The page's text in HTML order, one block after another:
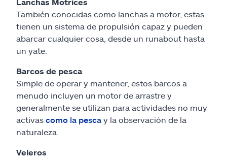
También conocidas como lanchas a motor, estas
tienen un sistema de propulsión capaz y pueden
abarcar cualquier cosa, desde un runabout hasta
un yate.
Barcos de pesca
Simple de operar y mantener, estos barcos a
menudo incluyen un motor de arrastre y
generalmente se utilizan para actividades no muy
activas como la pesca y la observación de la
naturaleza.
Veleros